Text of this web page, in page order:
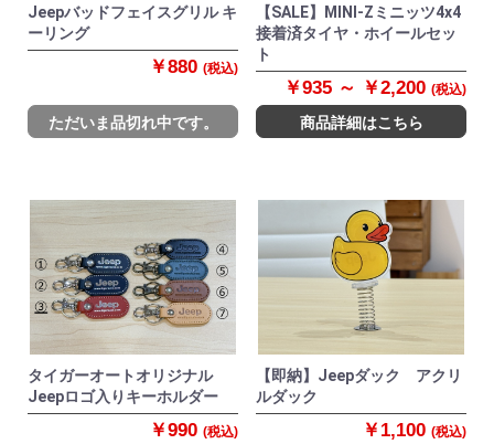
Jeepバッドフェイスグリル キ
ーリング
￥880 (税込)
ただいま品切れ中です。
【SALE】MINI-Zミニッツ4x4
接着済タイヤ・ホイールセッ
ト
￥935 ～ ￥2,200 (税込)
商品詳細はこちら
タイガーオートオリジナル
Jeepロゴ入りキーホルダー
￥990 (税込)
【即納】Jeepダック アクリ
ルダック
￥1,100 (税込)